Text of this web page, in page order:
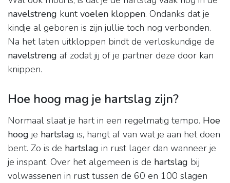
navelstreng kuntvoelen kloppen. Ondanks dat je
kindje al geboren is zijn jullie toch nog verbonden.
Na het laten uitkloppen bindt de verloskundige de
navelstreng af zodat jij of je partner deze door kan
knippen.
Hoe hoog mag je hartslag zijn?
Normaal slaat je hart in een regelmatig tempo. Hoe
hoog je hartslag is, hangt af van wat je aan het doen
bent. Zo is de hartslag in rust lager dan wanneer je
je inspant. Over het algemeen is de hartslag bij
volwassenen in rust tussen de 60 en 100 slagen